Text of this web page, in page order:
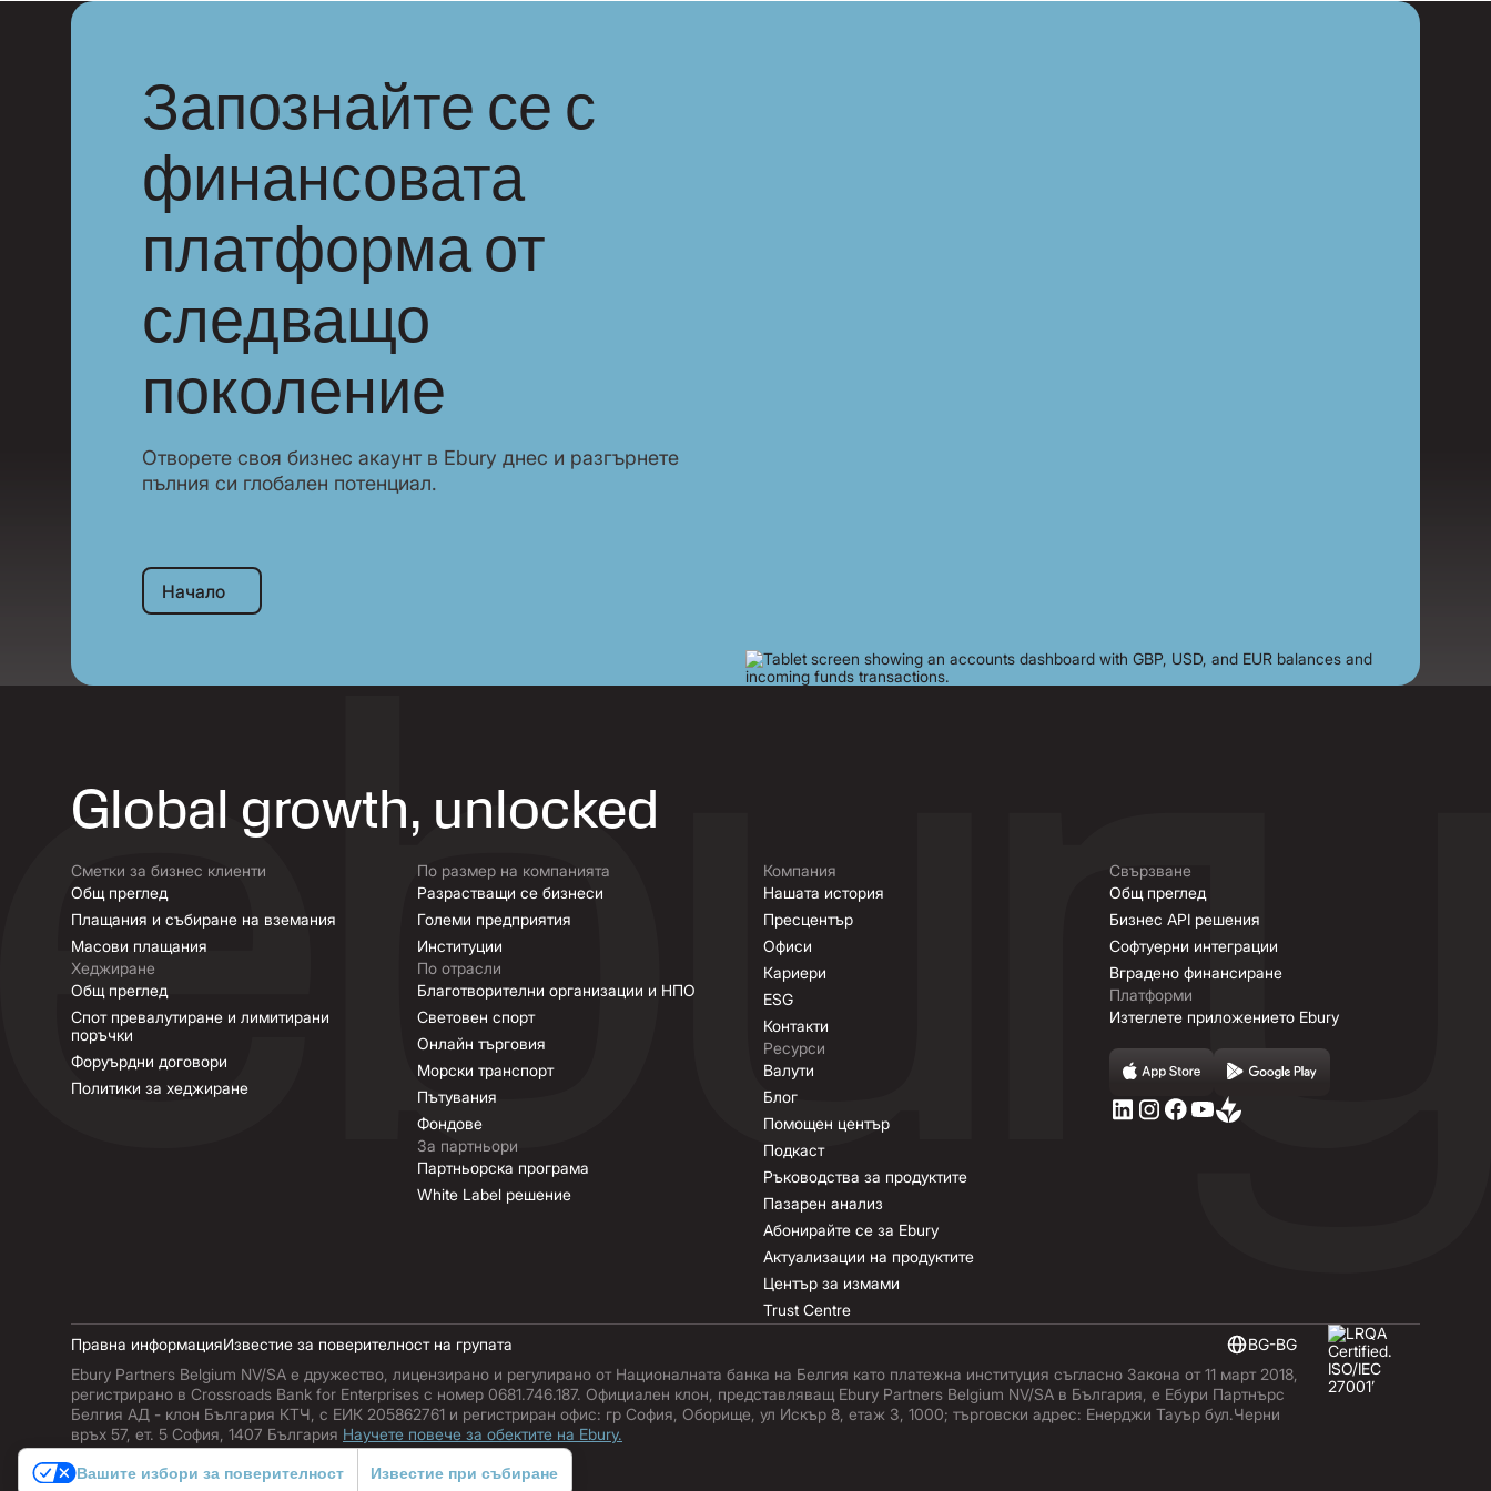
Запознайте се с
финансовата
платформа от
следващо
поколение
Отворете своя бизнес акаунт в Ebury днес и разгърнете
пълния си глобален потенциал.
Начало
Начало
Global growth, unlocked
Сметки за бизнес клиенти
Общ преглед
Плащания и събиране на вземания
Масови плащания
Хеджиране
Общ преглед
Спот превалутиране и лимитирани
поръчки
Форуърдни договори
Политики за хеджиране
По размер на компанията
Разрастващи се бизнеси
Големи предприятия
Институции
По отрасли
Благотворителни организации и НПО
Световен спорт
Онлайн търговия
Морски транспорт
Пътувания
Фондове
За партньори
Партньорска програма
White Label решение
Компания
Нашата история
Пресцентър
Офиси
Кариери
ESG
Контакти
Ресурси
Валути
Блог
Помощен център
Подкаст
Ръководства за продуктите
Пазарен анализ
Абонирайте се за Ebury
Актуализации на продуктите
Център за измами
Trust Centre
Свързване
Общ преглед
Бизнес API решения
Софтуерни интеграции
Вградено финансиране
Платформи
Изтеглете приложението Ebury
Правна информацияИзвестие за поверителност на групата
BG-BG
Ebury Partners Belgium NV/SA е дружество, лицензирано и регулирано от Националната банка на Белгия като платежна институция съгласно Закона от 11 март 2018,
регистрирано в Crossroads Bank for Enterprises с номер 0681.746.187. Официален клон, представляващ Ebury Partners Belgium NV/SA в България, е Ебури Партнърс
Белгия АД - клон България КТЧ, с ЕИК 205862761 и регистриран офис: гр София, Оборище, ул Искър 8, етаж 3, 1000; търговски адрес: Енерджи Тауър бул.Черни
връх 57, ет. 5 София, 1407 България Научете повече за обектите на Ebury.
Вашите избори за поверителност Известие при събиране